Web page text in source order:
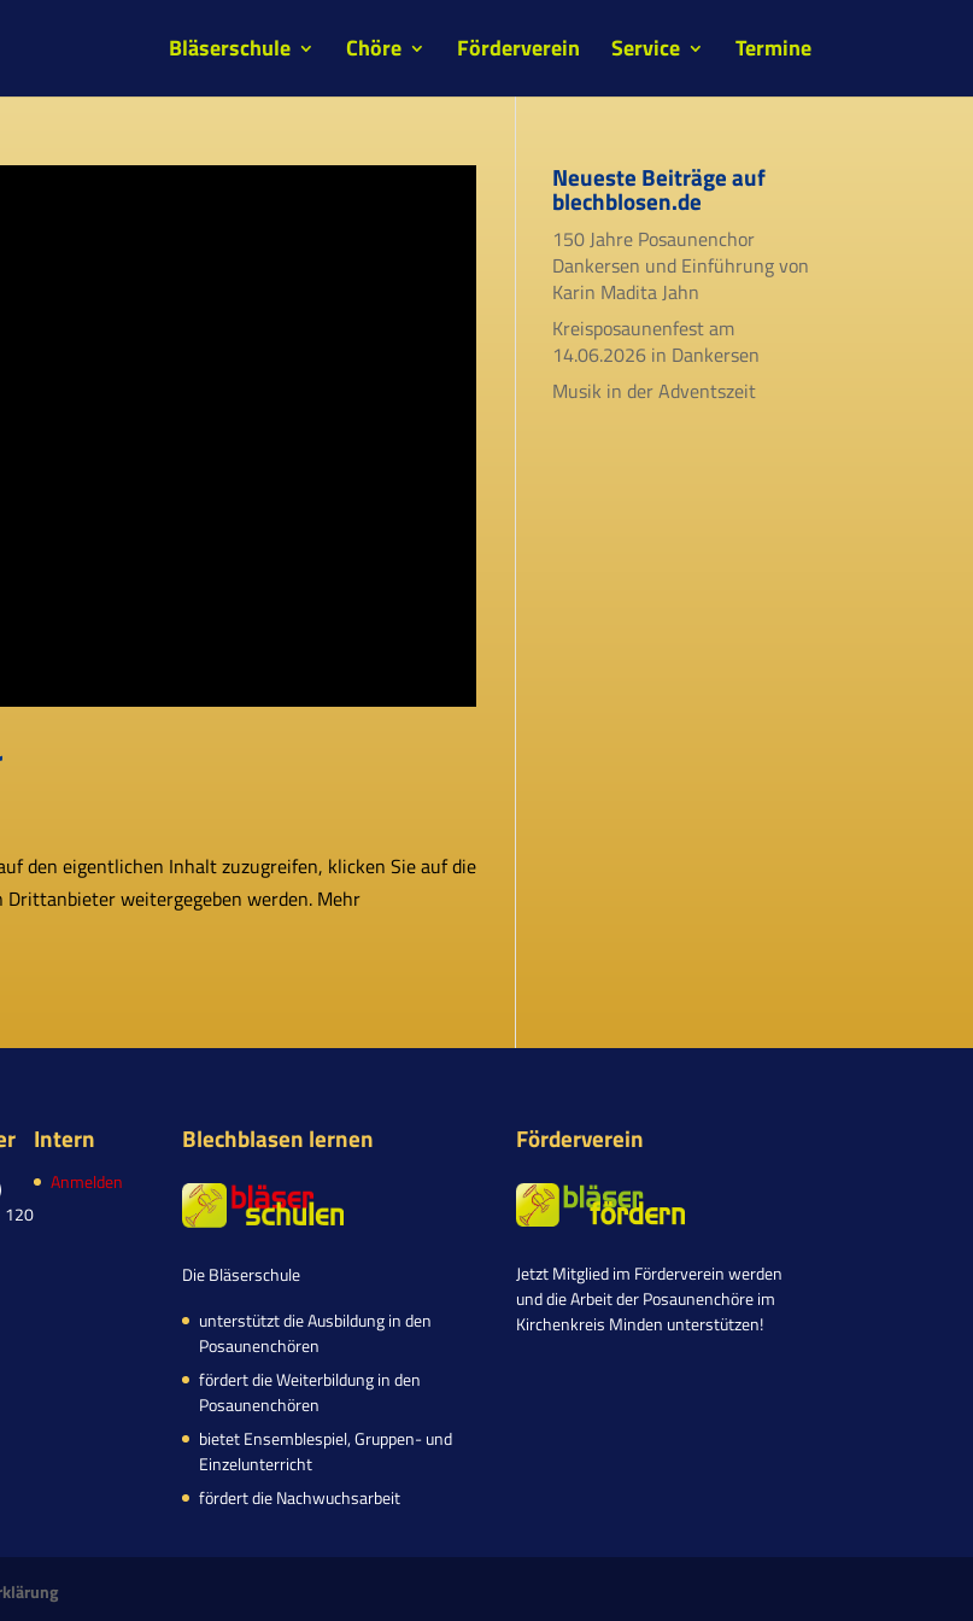
Bläserschule Chöre Förderverein Service Termine
den eigent­li­chen Inhalt zuzu­grei­fen, kli­cken Sie auf die
Drittanbieter wei­ter­ge­ge­ben werden. Mehr
Neueste Beiträge auf
blechblosen.de
150 Jahre Posaunenchor
Dankersen und Einführung von
Karin Madita Jahn
Kreisposaunenfest am
14.06.2026 in Dankersen
Musik in der Adventszeit
120
Intern
Anmelden
Blechblasen lernen
Die Bläserschule
unterstützt die Ausbildung in den
Posaunenchören
fördert die Weiterbildung in den
Posaunenchören
bietet Ensemblespiel, Gruppen- und
Einzelunterricht
fördert die Nachwuchsarbeit
Förderverein
Jetzt Mitglied im Förderverein werden
und die Arbeit der Posaunenchöre im
Kirchenkreis Minden unterstützen!